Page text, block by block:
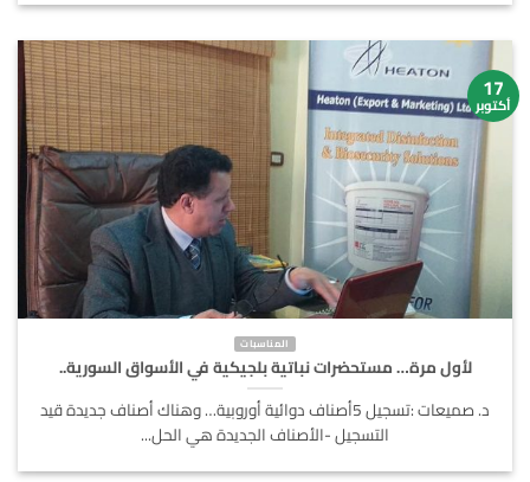
المناسبات
لأول مرة… مستحضرات نباتية بلجيكية في الأسواق السورية..
د. صميعات :تسجيل 5أصناف دوائية أوروبية… وهناك أصناف جديدة قيد
التسجيل -الأصناف الجديدة هي الحل...
17
أكتوبر